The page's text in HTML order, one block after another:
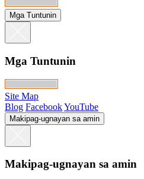
Mga Tuntunin
Mga Tuntunin
Site Map
Blog FacebookYouTube
Makipag-ugnayan sa amin
Makipag-ugnayan sa amin